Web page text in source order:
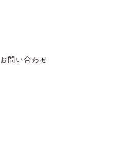
お問い合わせ